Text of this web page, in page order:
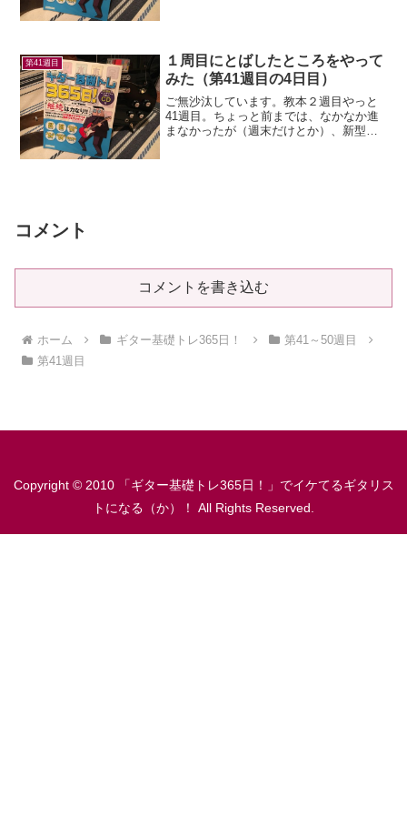
音が全然出ない。。ひたすら...
第41週目
１周目にとばしたところをやって
みた（第41週目の4日目）
ご無沙汰しています。教本２週目やっと
41週目。ちょっと前までは、なかなか進
まなかったが（週末だけとか）、新型コ
コメント
コメントを書き込む
ホーム ギター基礎トレ365日！
第41～50週目
第41週目
Copyright © 2010 「ギター基礎トレ365日！」でイケてるギタリス
トになる（か）！ All Rights Reserved.